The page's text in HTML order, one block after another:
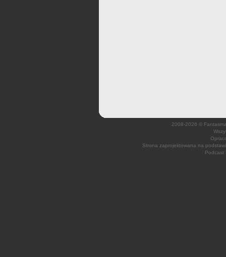
2008-2026 ©
Strona zaprojektowana na
Podcast